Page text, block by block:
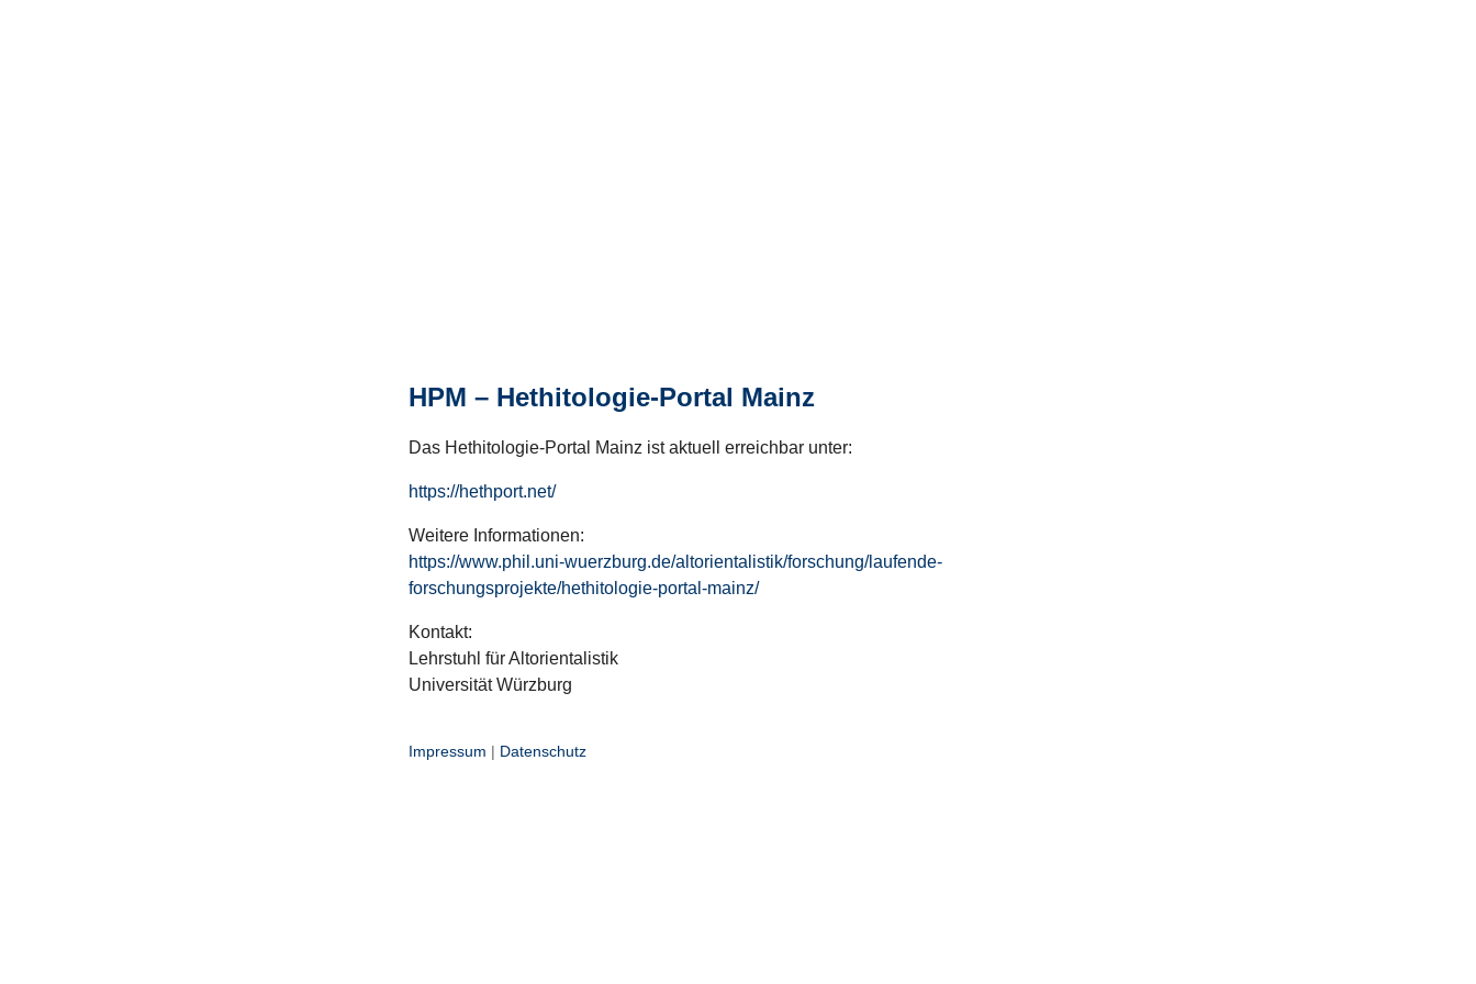
HPM – Hethitologie-Portal Mainz
Das Hethitologie-Portal Mainz ist aktuell erreichbar unter:
https://hethport.net/
Weitere Informationen:
https://www.phil.uni-wuerzburg.de/altorientalistik/forschung/laufende-
forschungsprojekte/hethitologie-portal-mainz/
Kontakt:
Lehrstuhl für Altorientalistik
Universität Würzburg
Impressum | Datenschutz